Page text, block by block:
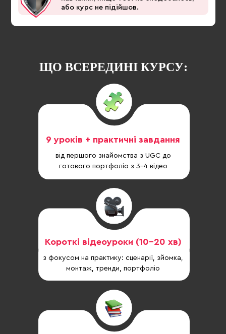
або курс не підійшов.
ЩО ВСЕРЕДИНІ КУРСУ:
від першого знайомства з UGC до
готового портфоліо з 3–4 відео
9 уроків + практичні завдання
з фокусом на практику: сценарії, зйомка,
монтаж, тренди, портфоліо
Короткі відеоуроки (10–20 хв)